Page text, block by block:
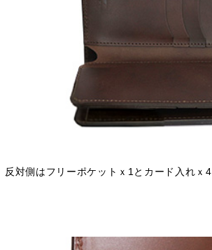
反対側はフリーポケットｘ1とカード入れｘ4